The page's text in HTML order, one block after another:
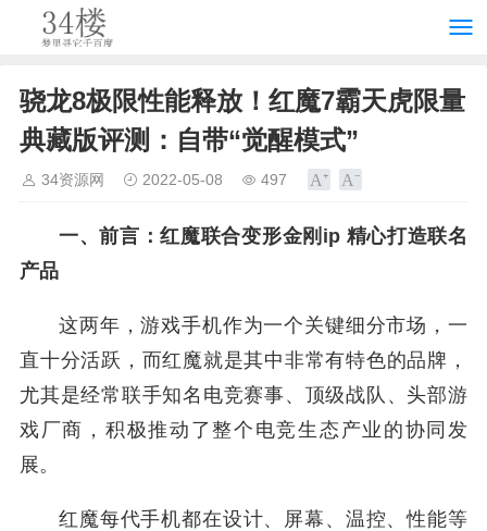
骁龙8极限性能释放！红魔7霸天虎限量
典藏版评测：自带“觉醒模式”
34资源网 2022-05-08 497
一、前言：红魔联合变形金刚ip 精心打造联名
产品
这两年，游戏手机作为一个关键细分市场，一
直十分活跃，而红魔就是其中非常有特色的品牌，
尤其是经常联手知名电竞赛事、顶级战队、头部游
戏厂商，积极推动了整个电竞生态产业的协同发
展。
红魔每代手机都在设计、屏幕、温控、性能等